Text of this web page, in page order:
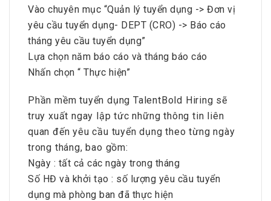
Vào chuyên mục “Quản lý tuyển dụng -> Đơn vị
yêu cầu tuyển dụng- DEPT (CRO) -> Báo cáo
tháng yêu cầu tuyển dụng”
Lựa chọn năm báo cáo và tháng báo cáo
Nhấn chọn “ Thực hiện”
Phần mềm tuyển dụng TalentBold Hiring sẽ
truy xuất ngay lập tức những thông tin liên
quan đến yêu cầu tuyển dụng theo từng ngày
trong tháng, bao gồm:
Ngày : tất cả các ngày trong tháng
Số HĐ và khởi tạo : số lượng yêu cầu tuyển
dụng mà phòng ban đã thực hiện